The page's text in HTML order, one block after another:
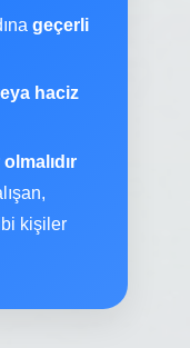
geçerli
haciz
kişiler